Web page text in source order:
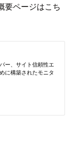
要ページはこち